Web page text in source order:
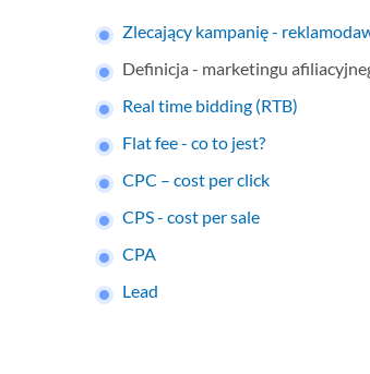
Zlecający kampanię -
Definicja - marketingu
Real time bidding (RTB)
Flat fee - co to jest?
CPC – cost per click
CPS - cost per sale
CPA
Lead